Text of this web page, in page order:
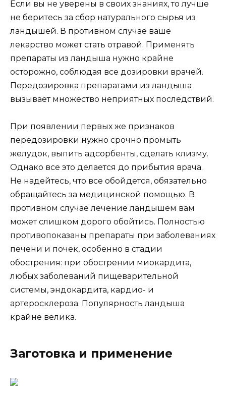
Если вы не уверены в своих знаниях, то лучше
не беритесь за сбор натурального сырья из
ландышей. В противном случае ваше
лекарство может стать отравой. Применять
препараты из ландыша нужно крайне
осторожно, соблюдая все дозировки врачей.
Передозировка препаратами из ландыша
вызывает множество неприятных последствий.
При появлении первых же признаков
передозировки нужно срочно промыть
желудок, выпить адсорбенты, сделать клизму.
Однако все это делается до прибытия врача.
Не надейтесь, что все обойдется, обязательно
обращайтесь за медицинской помощью. В
противном случае лечение ландышем вам
может слишком дорого обойтись. Полностью
противопоказаны препараты при заболеваниях
печени и почек, особенно в стадии
обострения: при обострении миокардита,
любых заболеваний пищеварительной
системы, эндокардита, кардио- и
артеросклероза. Популярность ландыша
крайне велика.
Заготовка и применение